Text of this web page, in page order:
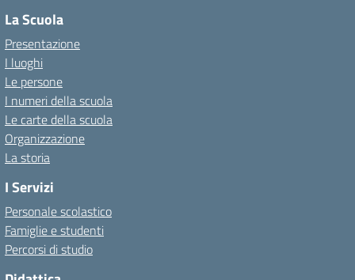
La Scuola
Presentazione
I luoghi
Le persone
I numeri della scuola
Le carte della scuola
Organizzazione
La storia
I Servizi
Personale scolastico
Famiglie e studenti
Percorsi di studio